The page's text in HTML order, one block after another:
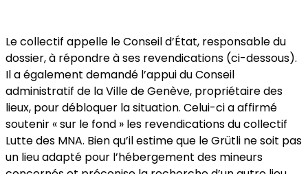
Le collectif appelle le Conseil d’État, responsable du
dossier, à répondre à ses revendications (ci-dessous).
Il a également demandé l’appui du Conseil
administratif de la Ville de Genève, propriétaire des
lieux, pour débloquer la situation. Celui-ci a affirmé
soutenir « sur le fond » les revendications du collectif
Lutte des MNA. Bien qu’il estime que le Grütli ne soit pas
un lieu adapté pour l’hébergement des mineurs